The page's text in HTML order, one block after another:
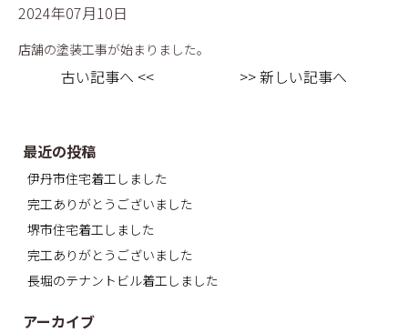
2024年07月10日
店舗の塗装工事が始まりました。
古い記事へ << >> 新しい記事へ
最近の投稿
伊丹市住宅着工しました
完工ありがとうございました
堺市住宅着工しました
完工ありがとうございました
長堀のテナントビル着工しました
アーカイブ